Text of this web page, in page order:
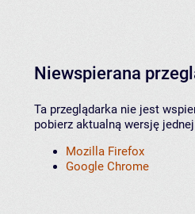
Niewspierana
Ta przeglądarka nie jest
pobierz aktualną wersję
Mozilla Firefox
Google Chrome